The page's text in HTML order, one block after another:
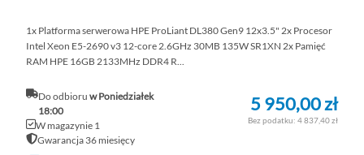
1x Platforma serwerowa HPE ProLiant DL380 Gen9 12x3.5" 2x Procesor
Intel Xeon E5-2690 v3 12-core 2.6GHz 30MB 135W SR1XN 2x Pamięć
RAM HPE 16GB 2133MHz DDR4 R...
Do odbioru w Poniedziałek
18:00
W magazynie 1
Gwarancja 36 miesięcy
5 950,00 zł
4 837,40 zł